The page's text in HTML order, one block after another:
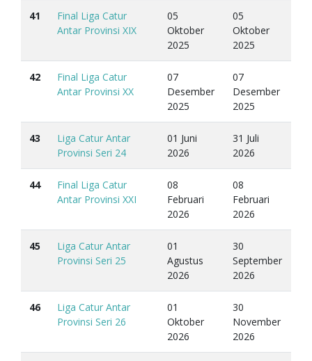
41
Final Liga Catur
Antar Provinsi XIX
05
Oktober
2025
05
Oktober
2025
42
Final Liga Catur
Antar Provinsi XX
07
Desember
2025
07
Desember
2025
43
Liga Catur Antar
Provinsi Seri 24
01 Juni
2026
31 Juli
2026
44
Final Liga Catur
Antar Provinsi XXI
08
Februari
2026
08
Februari
2026
45
Liga Catur Antar
Provinsi Seri 25
01
Agustus
2026
30
September
2026
46
Liga Catur Antar
Provinsi Seri 26
01
Oktober
2026
30
November
2026